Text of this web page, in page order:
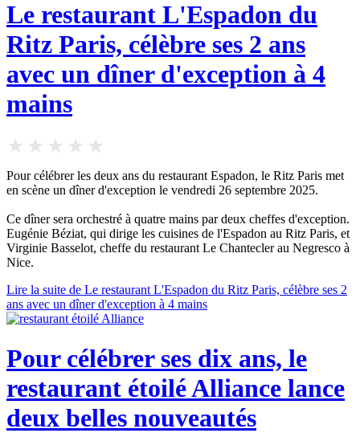
Le restaurant L'Espadon du
Ritz Paris, célèbre ses 2 ans
avec un dîner d'exception à 4
mains
Pour célébrer les deux ans du restaurant Espadon, le Ritz Paris met
en scène un dîner d'exception le vendredi 26 septembre 2025.
Ce dîner sera orchestré à quatre mains par deux cheffes d'exception.
Eugénie Béziat, qui dirige les cuisines de l'Espadon au Ritz Paris, et
Virginie Basselot, cheffe du restaurant Le Chantecler au Negresco à
Nice.
Lire la suite de Le restaurant L'Espadon du Ritz Paris, célèbre ses 2
ans avec un dîner d'exception à 4 mains
Pour célébrer ses dix ans, le
restaurant étoilé Alliance lance
deux belles nouveautés